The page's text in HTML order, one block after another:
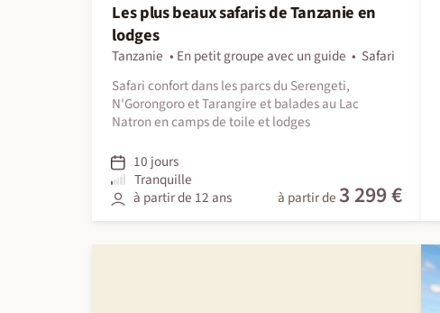
Les plus beaux safaris de Tanzanie en
lodges
Tanzanie En petit groupe avec un guide
Safari
Safari confort dans les parcs du Serengeti,
N'Gorongoro et Tarangire et balades au Lac
Natron en camps de toile et lodges
10 jours
Tranquille
à partir de 12 ans
à partir de 3 299 €